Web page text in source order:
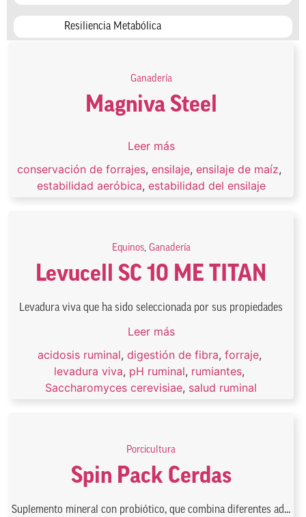
Resiliencia Metabólica
Ganadería
Magniva Steel
Leer más
conservación de forrajes, ensilaje, ensilaje de maíz,
estabilidad aeróbica, estabilidad del ensilaje
Equinos, Ganadería
Levucell SC 10 ME TITAN
Levadura viva que ha sido seleccionada por sus propiedades
Leer más
acidosis ruminal, digestión de fibra, forraje,
levadura viva, pH ruminal, rumiantes,
Saccharomyces cerevisiae, salud ruminal
Porcicultura
Spin Pack Cerdas
Suplemento mineral con probiótico, que combina diferentes ad...